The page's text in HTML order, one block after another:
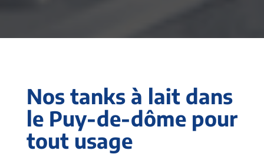
Nos tanks à lait dans
le Puy-de-dôme pour
tout usage